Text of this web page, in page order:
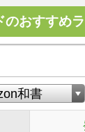
のおすすめ